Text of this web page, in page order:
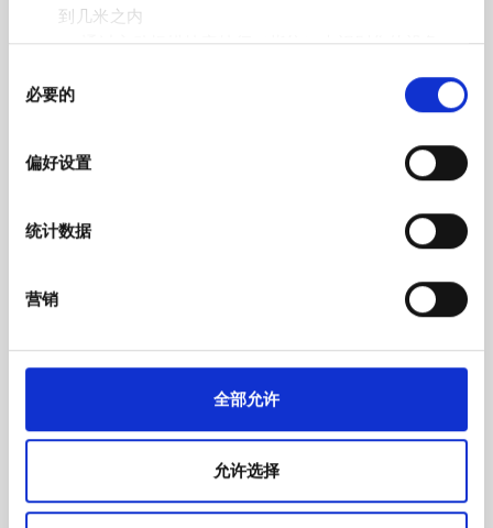
到几米之内
通过主动扫描特定特征（指纹）来识别您的设备
查找有关您的个人数据如何处理的更多信息，
并设置您的首选项。您可随时从Cookie声明中更改或撤回
我们使用 Cookie 来制作贴合用户需求的内容与广告、提供
体、广告和分析合作伙伴分享您对我们网站的使用情况，
必要的
偏好设置
统计数据
营销
全部允许
允许选择
调动全部资源
每年接收的新病人数量。
设定价格，并直接获得报酬
我们的服务对病人免费。您设定治疗价格，由患